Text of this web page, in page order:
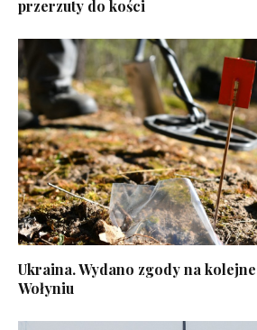
przerzuty do kości
Ukraina. Wydano zgody na
Wołyniu